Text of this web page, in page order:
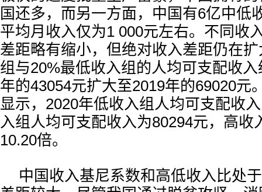
国还多，而另一方面，中国有6亿中低
平均月收入仅为1 000元左右。不同收
差距略有缩小，但绝对收入差距仍在
组与20%最低收入组的人均可支配收
年的43054元扩大至2019年的69020元
显示，2020年低收入组人均可支配收
入组人均可支配收入为80294元，高收
10.20倍。
中国收入基尼系数和高低收入比处